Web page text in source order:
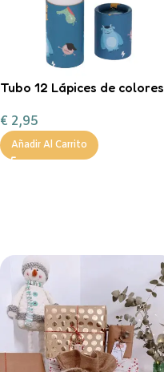
Tubo 12 Lápices de colores
€ 2,95
Añadir Al Carrito